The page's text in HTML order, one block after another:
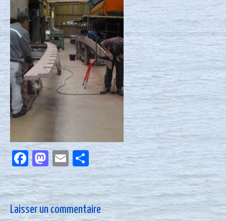
Nous contacter
Actualités
Facebook
Mastodon
EmailPartager
Laisser un commentaire